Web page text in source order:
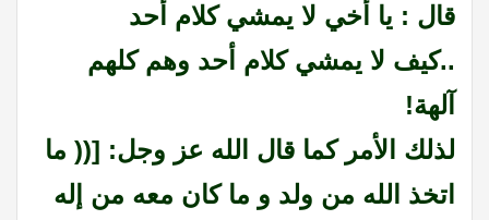
قال : يا أخي لا يمشي كلام أحد
..كيف لا يمشي كلام أحد وهم كلهم
آلهة!
لذلك الأمر كما قال الله عز وجل: [(( ما
اتخذ الله من ولد و ما كان معه من إله